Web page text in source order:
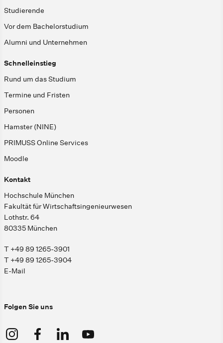
Studierende
Vor dem Bachelorstudium
Alumni und Unternehmen
Schnelleinstieg
Rund um das Studium
Termine und Fristen
Personen
Hamster (NINE)
PRIMUSS Online Services
Moodle
Kontakt
Hochschule München
Fakultät für Wirtschaftsingenieurwesen
Lothstr. 64
80335 München
T +49 89 1265-3901
T +49 89 1265-3904
E-Mail
Folgen Sie uns